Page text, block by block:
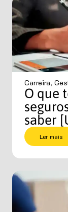
Carreira,
O que
saber
Ler mais